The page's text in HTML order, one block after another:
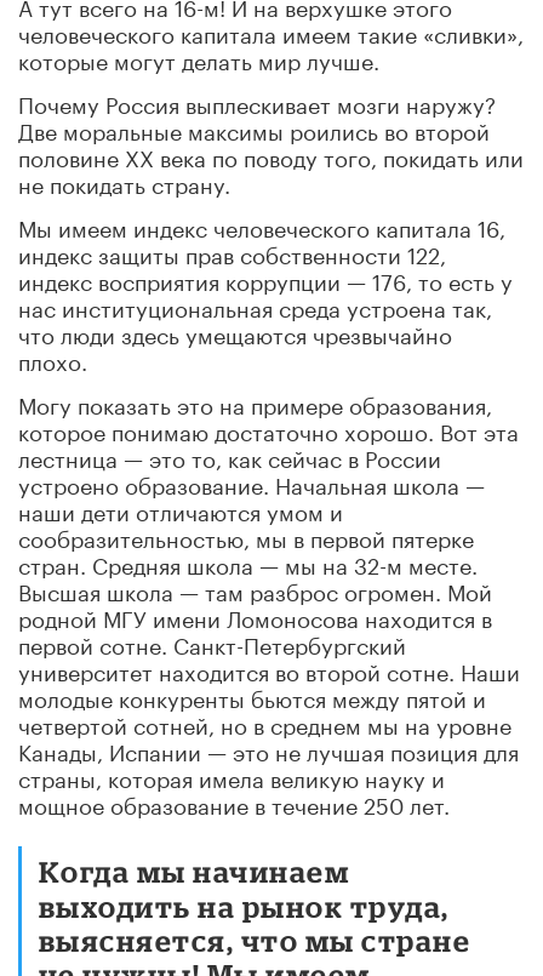
человеческого капитала имеем такие «сливки»,
которые могут делать мир лучше.
Почему Россия выплескивает мозги наружу?
Две моральные максимы роились во второй
половине XX века по поводу того, покидать или
не покидать страну.
Мы имеем индекс человеческого капитала 16,
индекс защиты прав собственности 122,
индекс восприятия коррупции — 176, то есть у
нас институциональная среда устроена так,
что люди здесь умещаются чрезвычайно
плохо.
Могу показать это на примере образования,
которое понимаю достаточно хорошо. Вот эта
лестница — это то, как сейчас в России
устроено образование. Начальная школа —
наши дети отличаются умом и
сообразительностью, мы в первой пятерке
стран. Средняя школа — мы на 32-м месте.
Высшая школа — там разброс огромен. Мой
родной МГУ имени Ломоносова находится в
первой сотне. Санкт-Петербургский
университет находится во второй сотне. Наши
молодые конкуренты бьются между пятой и
четвертой сотней, но в среднем мы на уровне
Канады, Испании — это не лучшая позиция для
страны, которая имела великую науку и
мощное образование в течение 250 лет.
Когда мы начинаем
выходить на рынок труда,
выясняется, что мы стране